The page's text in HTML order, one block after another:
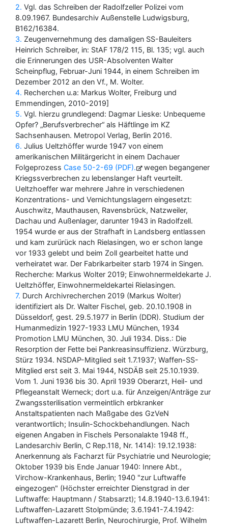
2 Vgl. das Schreiben der Radolfzeller Polizei vom
8.09.1967. Bundesarchiv Außenstelle Ludwigsburg,
B162/16384.
3 Zeugenvernehmung des damaligen SS-Bauleiters
Heinrich Schreiber, in: StAF 178/2 115, Bl. 135; vgl. auch
die Erinnerungen des USR-Absolventen Walter
Scheinpflug, Februar-Juni 1944, in einem Schreiben im
Dezember 2012 an den Vf., M. Wolter.
4 Recherchen u.a: Markus Wolter, Freiburg und
Emmendingen, 2010-2019]
5 Vgl. hierzu grundlegend: Dagmar Lieske: Unbequeme
Opfer? „Berufsverbrecher“ als Häftlinge im KZ
Sachsenhausen. Metropol Verlag, Berlin 2016.
6 Julius Ueltzhöffer wurde 1947 von einem
amerikanischen Militärgericht in einem Dachauer
Folgeprozess Case 50-2-69 (PDF)
wegen begangener
Kriegssverbrechen zu lebenslanger Haft veurteilt.
Ueltzhoeffer war mehrere Jahre in verschiedenen
Konzentrations- und Vernichtungslagern eingesetzt:
Auschwitz, Mauthausen, Ravensbrück, Natzweiler,
Dachau und Außenlager, darunter 1943 in Radolfzell.
1954 wurde er aus der Strafhaft in Landsberg entlassen
und kam zurürück nach Rielasingen, wo er schon lange
vor 1933 gelebt und beim Zoll gearbeitet hatte und
verheiratet war. Der Fabrikarbeiter starb 1974 in Singen.
Recherche: Markus Wolter 2019; Einwohnermeldekarte J.
Ueltzhöffer, Einwohnermeldekartei Rielasingen.
7 Durch Archivrecherchen 2019 (Markus Wolter)
identifiziert als Dr. Walter Fischel, geb. 20.10.1908 in
Düsseldorf, gest. 29.5.1977 in Berlin (DDR). Studium der
Humanmedizin 1927-1933 LMU München, 1934
Promotion LMU München, 30. Juli 1934. Diss.: Die
Resorption der Fette bei Pankreasinsuffizienz. Würzburg,
Stürz 1934. NSDAP-Mitglied seit 1.7.1937; Waffen-SS-
Mitglied erst seit 3. Mai 1944, NSDÄB seit 25.10.1939.
Vom 1. Juni 1936 bis 30. April 1939 Oberarzt, Heil- und
Pflegeanstalt Werneck; dort u.a. für Anzeigen/Anträge zur
Zwangssterilisation vermeintlich erbkranker
Anstaltspatienten nach Maßgabe des GzVeN
verantwortlich; Insulin-Schockbehandlungen. Nach
eigenen Angaben in Fischels Personalakte 1948 ff.,
Landesarchiv Berlin, C Rep.118, Nr. 1414): 19.12.1938:
Anerkennung als Facharzt für Psychiatrie und Neurologie;
Oktober 1939 bis Ende Januar 1940: Innere Abt.,
Virchow-Krankenhaus, Berlin; 1940 "zur Luftwaffe
eingezogen" (Höchster erreichter Dienstgrad in der
Luftwaffe: Hauptmann / Stabsarzt); 14.8.1940-13.6.1941:
Luftwaffen-Lazarett Stolpmünde; 3.6.1941-7.4.1942:
Luftwaffen-Lazarett Berlin, Neurochirurgie, Prof. Wilhelm